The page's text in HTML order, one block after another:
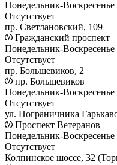
Понедельник-Воскресенье
Отсутствует
пр. Светлановский, 109
Гражданский проспект
Понедельник-Воскресенье
Отсутствует
пр. Большевиков, 2
пр. Большевиков
Понедельник-Воскресенье
Отсутствует
ул. Пограничника
Проспект Ветеранов
Понедельник-Воскресенье
Отсутствует
Колпинское шоссе, 32